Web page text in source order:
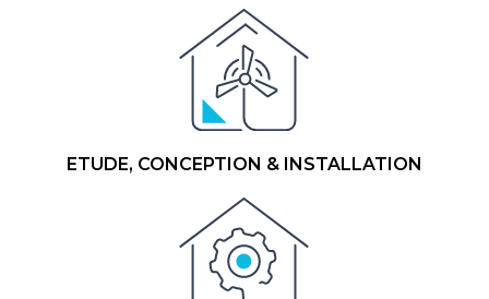
ETUDE, CONCEPTION & INSTALLATION